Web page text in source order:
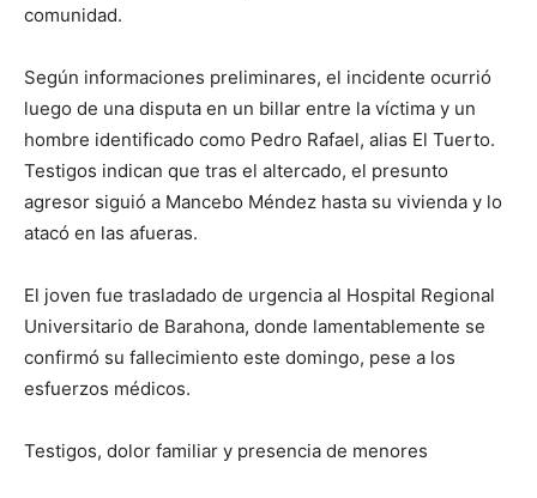
comunidad.
Según informaciones preliminares, el incidente ocurrió
luego de una disputa en un billar entre la víctima y un
hombre identificado como Pedro Rafael, alias El Tuerto.
Testigos indican que tras el altercado, el presunto
agresor siguió a Mancebo Méndez hasta su vivienda y lo
atacó en las afueras.
El joven fue trasladado de urgencia al Hospital Regional
Universitario de Barahona, donde lamentablemente se
confirmó su fallecimiento este domingo, pese a los
esfuerzos médicos.
Testigos, dolor familiar y presencia de menores